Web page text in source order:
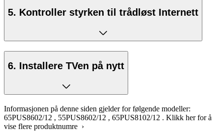
5. Kontroller styrken til trådløst Internett
6. Installere TVen på nytt
Informasjonen på denne siden gjelder for følgende modeller:
65PUS8602/12 , 55PUS8602/12 , 65PUS8102/12 . Klikk her for å
vise flere produktnumre ›